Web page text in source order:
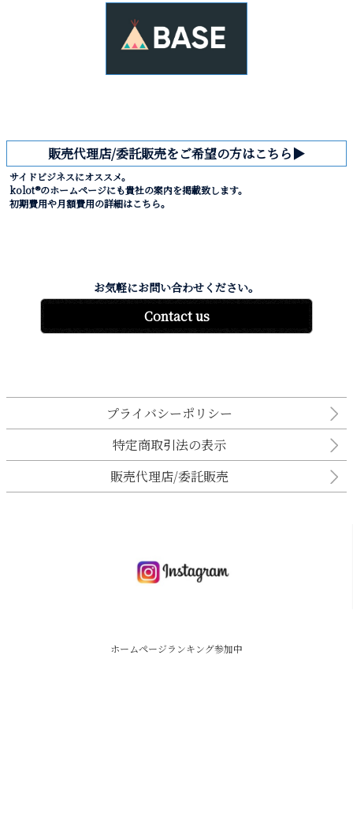
販売代理店/委託販売をご希望の方はこちら▶︎
サイドビジネスにオススメ。
kolot®︎のホームページにも貴社の案内を掲載致します。
初期費用や月額費用の詳細はこちら。
お気軽にお問い合わせください。
Contact us
プライバシーポリシー
特定商取引法の表示
販売代理店/委託販売
ホームページランキング参加中